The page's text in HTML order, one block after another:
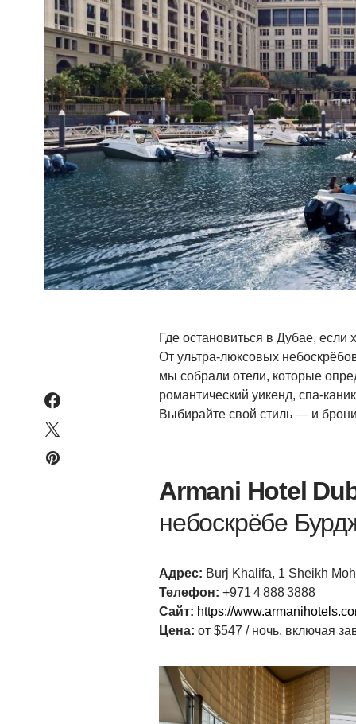
Где остановиться в Дубае,
От ультра-люксовых
мы собрали отели, которые
романтический уикенд, спа-
Выбирайте свой стиль — и
Armani Hotel
небоскрёбе
Адрес: Burj Khalifa, 1 Sheikh
Телефон: +971 4 888 3888
Сайт: https://
Цена: от $547 / ночь, включая